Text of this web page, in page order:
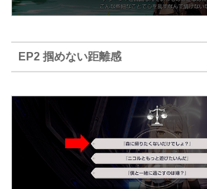
EP2 掴めない距離感